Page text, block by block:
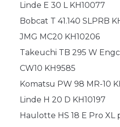
Linde E 30 L KH10077
Bobcat T 41.140 SLPRB
JMG MC20 KH10206
Takeuchi TB 295 W
CW10 KH9585
Komatsu PW 98 MR-10
Linde H 20 D KH10197
Haulotte HS 18 E Pro XL